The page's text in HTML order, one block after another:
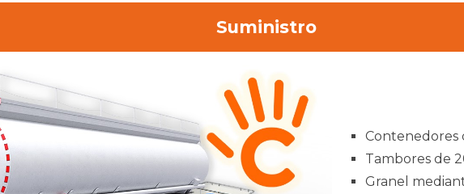
Suministro
Contenedores
Tambores de
Granel